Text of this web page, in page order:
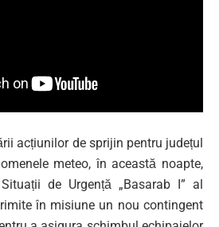
acțiunilor de sprijin pentru județul
meteo, în această noapte,
de Urgență „Basarab I” al
în misiune un nou contingent